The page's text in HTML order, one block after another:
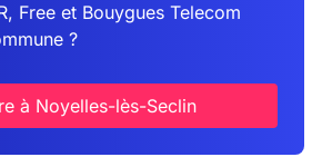
Free et Bouygues Telecom
?
à Noyelles-lès-Seclin